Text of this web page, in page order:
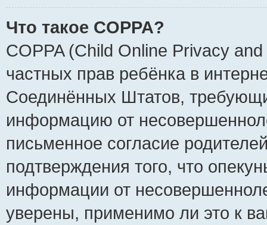
Что такое COPPA?
COPPA (Child Online Privacy
частных прав ребёнка в
Соединённых Штатов,
информацию от
письменное согласие
подтверждения того, что
информации от
уверены, применимо ли это к